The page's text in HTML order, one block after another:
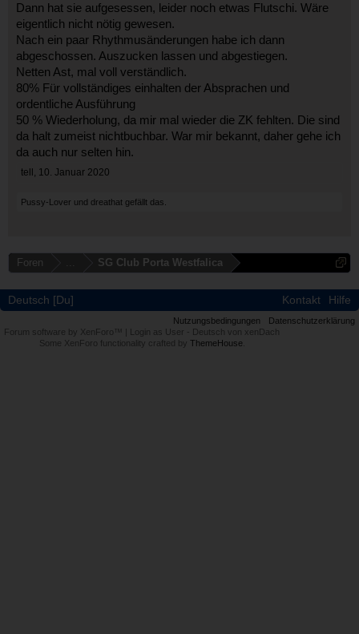
Dann hat sie aufgesessen, leider noch etwas Flutschi. Wäre
eigentlich nicht nötig gewesen.
Nach ein paar Rhythmusänderungen habe ich dann
abgeschossen. Auszucken lassen und abgestiegen.
Netten Ast, mal voll verständlich.
80% Für vollständiges einhalten der Absprachen und
ordentliche Ausführung
50 % Wiederholung, da mir mal wieder die ZK fehlten. Die sind
da halt zumeist nichtbuchbar. War mir bekannt, daher gehe ich
da auch nur selten hin.
tell , 10. Januar 2020
Pussy-Lover und dreathat gefällt das.
Foren ... SG Club Porta Westfalica
Deutsch [Du] Kontakt Hilfe
Nutzungsbedingungen
Datenschutzerklärung
Forum software by XenForo™
Login as User - Deutsch von xenDach
Some XenForo functionality crafted by ThemeHouse.